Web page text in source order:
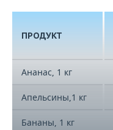
ПРОДУКТ
Ананас, 1 кг
Апельсины,1 кг
Бананы, 1 кг